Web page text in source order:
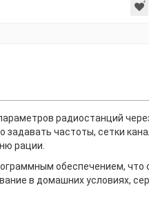
радиостанций
частоты, сетки
рации.
обеспечением, что
в домашних условиях,